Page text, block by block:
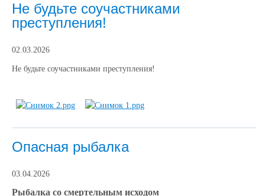
Не будьте соучастниками
преступления!
02.03.2026
Не будьте соучастниками преступления!
Опасная рыбалка
03.04.2026
Рыбалка со смертельным исходом